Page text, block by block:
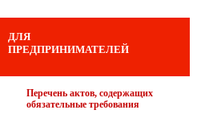
ДЛЯ
ПРЕДПРИНИМАТЕЛЕЙ
Перечень актов, содержащих
обязательные требования